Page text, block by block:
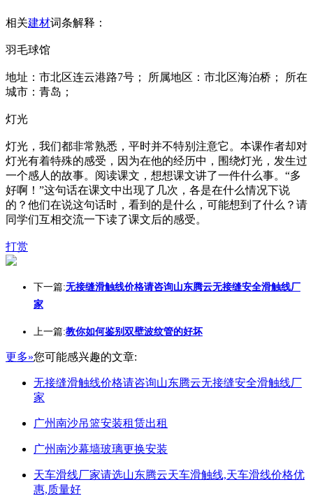
相关建材词条解释：
羽毛球馆
地址：市北区连云港路7号； 所属地区：市北区海泊桥； 所在
城市：青岛；
灯光
灯光，我们都非常熟悉，平时并不特别注意它。本课作者却对
灯光有着特殊的感受，因为在他的经历中，围绕灯光，发生过
一个感人的故事。阅读课文，想想课文讲了一件什么事。“多
好啊！”这句话在课文中出现了几次，各是在什么情况下说
的？他们在说这句话时，看到的是什么，可能想到了什么？请
同学们互相交流一下读了课文后的感受。
打赏
下一篇:无接缝滑触线价格请咨询山东腾云无接缝安全滑触线厂
家
上一篇:教你如何鉴别双壁波纹管的好坏
更多»您可能感兴趣的文章:
无接缝滑触线价格请咨询山东腾云无接缝安全滑触线厂
家
广州南沙吊篮安装租赁出租
广州南沙幕墙玻璃更换安装
天车滑线厂家请选山东腾云天车滑触线,天车滑线价格优
惠,质量好